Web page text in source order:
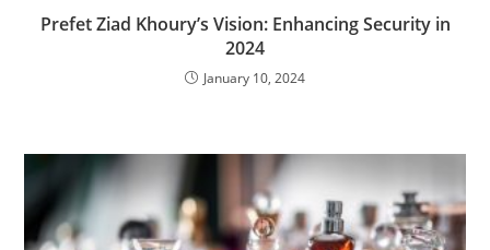
Prefet Ziad Khoury’s Vision: Enhancing Security in
2024
January 10, 2024